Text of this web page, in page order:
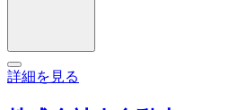
詳細を見る